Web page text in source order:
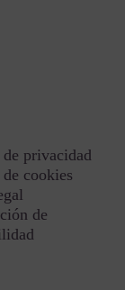
privacidad
cookies
de